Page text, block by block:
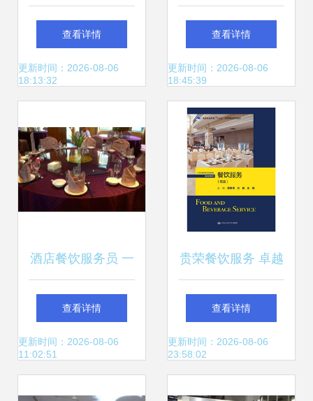
位“好吃嘴”视角，
洞察2022成都时尚
查看详情
更新时间：2026-08-06
18:13:32
与坚守 做到极致实
属不易
查看详情
更新时间：2026-08-06
18:45:39
酒店餐饮服务员 一
份充满机遇的入门
职业
查看详情
更新时间：2026-08-06
11:02:51
贵荣餐饮服务 卓越
品质与贴心体验
查看详情
更新时间：2026-08-06
23:58:02